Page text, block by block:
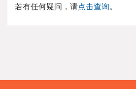
若有任何疑问，请点击查询。